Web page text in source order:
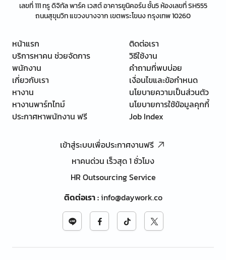
เลขที่ 111 ทรู ดิจิทัล พาร์ค เวสต์ อาคารยูนิคอร์น ชั้น5 ห้องเลขที่ SH555
ถนนสุขุมวิท แขวงบางจาก เขตพระโขนง กรุงเทพ 10260
หน้าแรก
บริการหาคน ช่วยจัดการ
พนักงาน
เกี่ยวกับเรา
หางาน
หางานพาร์ทไทม์
ประกาศหาพนักงาน ฟรี
ติดต่อเรา
วิธีใช้งาน
คำถามที่พบบ่อย
เงื่อนไขและข้อกำหนด
นโยบายความเป็นส่วนตัว
นโยบายการใช้ข้อมูลคุกกี้
Job Index
เข้าสู่ระบบเพื่อประกาศงานฟรี
หาคนด่วน เร็วสุด 1 ชั่วโมง
HR Outsourcing Service
ติดต่อเรา:info@daywork.co